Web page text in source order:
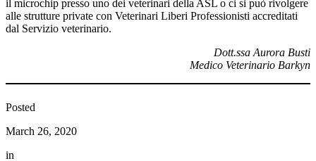
il microchip presso uno dei veterinari della ASL o ci si può rivolgere
alle strutture private con Veterinari Liberi Professionisti accreditati
dal Servizio veterinario.
Dott.ssa Aurora Busti
Medico Veterinario Barkyn
Posted
March 26, 2020
in